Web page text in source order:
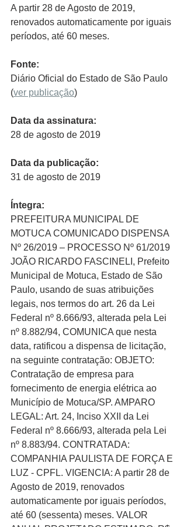
A partir 28 de Agosto de 2019,
renovados automaticamente por iguais
períodos, até 60 meses.
Fonte:
Diário Oficial do Estado de São Paulo​
(ver publicação)
Data da assinatura:
28 de agosto de 2019
Data da publicação:
31 de agosto de 2019
Íntegra:
PREFEITURA MUNICIPAL DE
MOTUCA COMUNICADO DISPENSA
Nº 26/2019 – PROCESSO Nº 61/2019
JOÃO RICARDO FASCINELI, Prefeito
Municipal de Motuca, Estado de São
Paulo, usando de suas atribuições
legais, nos termos do art. 26 da Lei
Federal nº 8.666/93, alterada pela Lei
nº 8.882/94, COMUNICA que nesta
data, ratificou a dispensa de licitação,
na seguinte contratação: OBJETO:
Contratação de empresa para
fornecimento de energia elétrica ao
Município de Motuca/SP. AMPARO
LEGAL: Art. 24, Inciso XXII da Lei
Federal nº 8.666/93, alterada pela Lei
nº 8.883/94. CONTRATADA:
COMPANHIA PAULISTA DE FORÇA E
LUZ - CPFL. VIGENCIA: A partir 28 de
Agosto de 2019, renovados
automaticamente por iguais períodos,
até 60 (sessenta) meses. VALOR